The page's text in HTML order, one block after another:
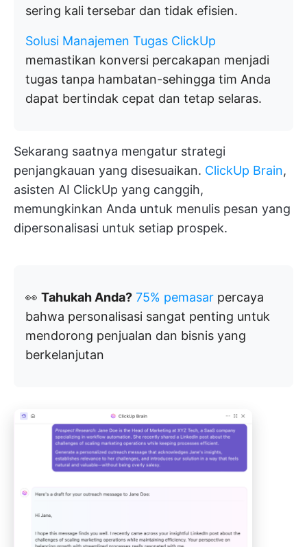
sering kali tersebar dan tidak efisien.
Solusi Manajemen Tugas ClickUp
memastikan konversi percakapan menjadi
tugas tanpa hambatan-sehingga tim Anda
dapat bertindak cepat dan tetap selaras.
Sekarang saatnya mengatur strategi
penjangkauan yang disesuaikan. ClickUp Brain,
asisten AI ClickUp yang canggih,
memungkinkan Anda untuk menulis pesan yang
dipersonalisasi untuk setiap prospek.
👀 Tahukah Anda? 75% pemasar percaya
bahwa personalisasi sangat penting untuk
mendorong penjualan dan bisnis yang
berkelanjutan